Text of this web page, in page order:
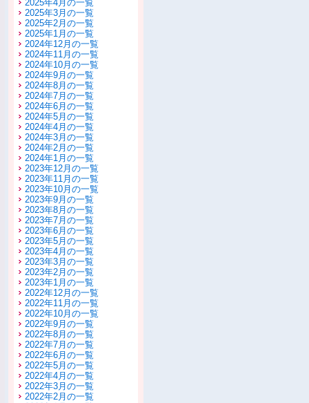
2025年4月の一覧
2025年3月の一覧
2025年2月の一覧
2025年1月の一覧
2024年12月の一覧
2024年11月の一覧
2024年10月の一覧
2024年9月の一覧
2024年8月の一覧
2024年7月の一覧
2024年6月の一覧
2024年5月の一覧
2024年4月の一覧
2024年3月の一覧
2024年2月の一覧
2024年1月の一覧
2023年12月の一覧
2023年11月の一覧
2023年10月の一覧
2023年9月の一覧
2023年8月の一覧
2023年7月の一覧
2023年6月の一覧
2023年5月の一覧
2023年4月の一覧
2023年3月の一覧
2023年2月の一覧
2023年1月の一覧
2022年12月の一覧
2022年11月の一覧
2022年10月の一覧
2022年9月の一覧
2022年8月の一覧
2022年7月の一覧
2022年6月の一覧
2022年5月の一覧
2022年4月の一覧
2022年3月の一覧
2022年2月の一覧